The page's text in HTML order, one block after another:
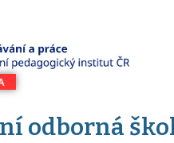
odborná